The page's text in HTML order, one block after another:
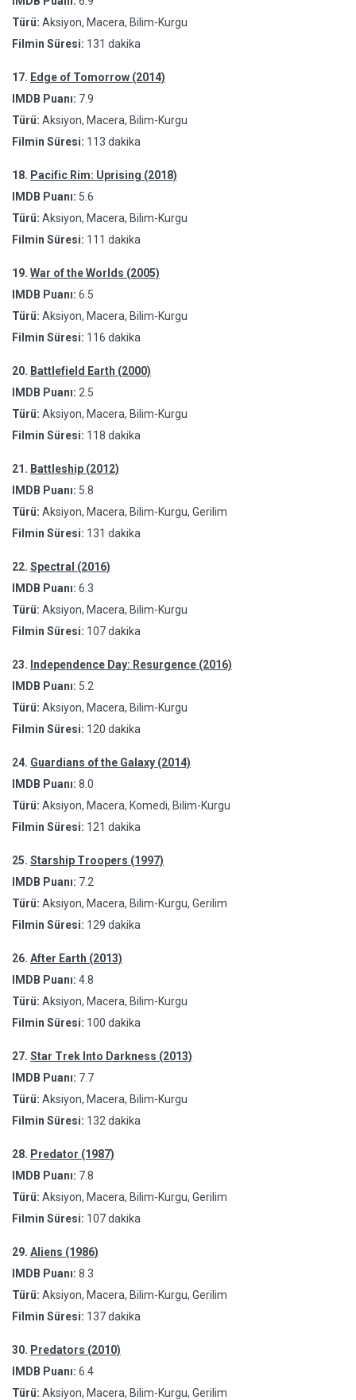
Türü: Aksiyon, Macera, Bilim-Kurgu
Filmin Süresi: 131 dakika
17. Edge of Tomorrow (2014)
IMDB Puanı: 7.9
Türü: Aksiyon, Macera, Bilim-Kurgu
Filmin Süresi: 113 dakika
18. Pacific Rim: Uprising (2018)
IMDB Puanı: 5.6
Türü: Aksiyon, Macera, Bilim-Kurgu
Filmin Süresi: 111 dakika
19. War of the Worlds (2005)
IMDB Puanı: 6.5
Türü: Aksiyon, Macera, Bilim-Kurgu
Filmin Süresi: 116 dakika
20. Battlefield Earth (2000)
IMDB Puanı: 2.5
Türü: Aksiyon, Macera, Bilim-Kurgu
Filmin Süresi: 118 dakika
21. Battleship (2012)
IMDB Puanı: 5.8
Türü: Aksiyon, Macera, Bilim-Kurgu, Gerilim
Filmin Süresi: 131 dakika
22. Spectral (2016)
IMDB Puanı: 6.3
Türü: Aksiyon, Macera, Bilim-Kurgu
Filmin Süresi: 107 dakika
23. Independence Day: Resurgence (2016)
IMDB Puanı: 5.2
Türü: Aksiyon, Macera, Bilim-Kurgu
Filmin Süresi: 120 dakika
24. Guardians of the Galaxy (2014)
IMDB Puanı: 8.0
Türü: Aksiyon, Macera, Komedi, Bilim-Kurgu
Filmin Süresi: 121 dakika
25. Starship Troopers (1997)
IMDB Puanı: 7.2
Türü: Aksiyon, Macera, Bilim-Kurgu, Gerilim
Filmin Süresi: 129 dakika
26. After Earth (2013)
IMDB Puanı: 4.8
Türü: Aksiyon, Macera, Bilim-Kurgu
Filmin Süresi: 100 dakika
27. Star Trek Into Darkness (2013)
IMDB Puanı: 7.7
Türü: Aksiyon, Macera, Bilim-Kurgu
Filmin Süresi: 132 dakika
28. Predator (1987)
IMDB Puanı: 7.8
Türü: Aksiyon, Macera, Bilim-Kurgu, Gerilim
Filmin Süresi: 107 dakika
29. Aliens (1986)
IMDB Puanı: 8.3
Türü: Aksiyon, Macera, Bilim-Kurgu, Gerilim
Filmin Süresi: 137 dakika
30. Predators (2010)
IMDB Puanı: 6.4
Türü: Aksiyon, Macera, Bilim-Kurgu, Gerilim